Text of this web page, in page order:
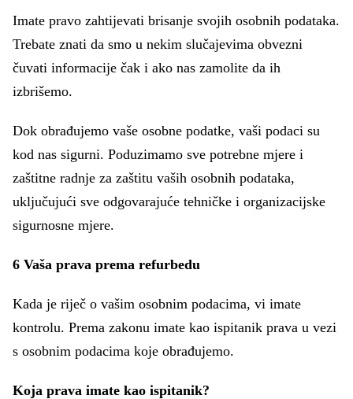
Imate pravo zahtijevati brisanje svojih osobnih podataka.
Trebate znati da smo u nekim slučajevima obvezni
čuvati informacije čak i ako nas zamolite da ih
izbrišemo.
Dok obrađujemo vaše osobne podatke, vaši podaci su
kod nas sigurni. Poduzimamo sve potrebne mjere i
zaštitne radnje za zaštitu vaših osobnih podataka,
uključujući sve odgovarajuće tehničke i organizacijske
sigurnosne mjere.
6 Vaša prava prema refurbedu
Kada je riječ o vašim osobnim podacima, vi imate
kontrolu. Prema zakonu imate kao ispitanik prava u vezi
s osobnim podacima koje obrađujemo.
Koja prava imate kao ispitanik?